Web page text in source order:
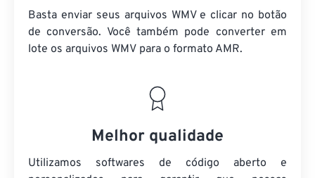
Basta enviar seus arquivos WMV e clicar no botão
de conversão. Você também pode converter em
lote os arquivos WMV para o formato AMR.
Melhor qualidade
Utilizamos softwares de código aberto e